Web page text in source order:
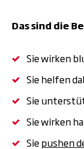
Das sind die
Sie wirken
Sie helfen
Sie
Sie wirken
Siepushen